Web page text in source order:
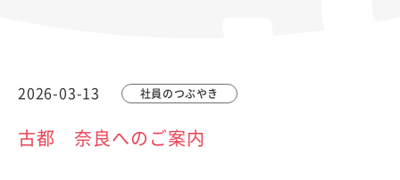
2026-03-13 社員のつぶやき
古都 奈良へのご案内